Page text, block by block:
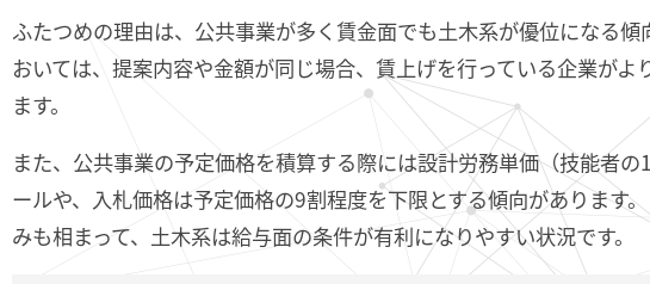
ふたつめの理由は、公共事業が多く賃金面でも土木系が優位になる
おいては、提案内容や金額が同じ場合、賃上げを行っている企業が
ます。
また、公共事業の予定価格を積算する際には設計労務単価（技能者
ールや、入札価格は予定価格の9割程度を下限とする傾向があります
みも相まって、土木系は給与面の条件が有利になりやすい状況です。